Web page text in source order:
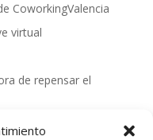
CoworkingValencia
virtual
de repensar el